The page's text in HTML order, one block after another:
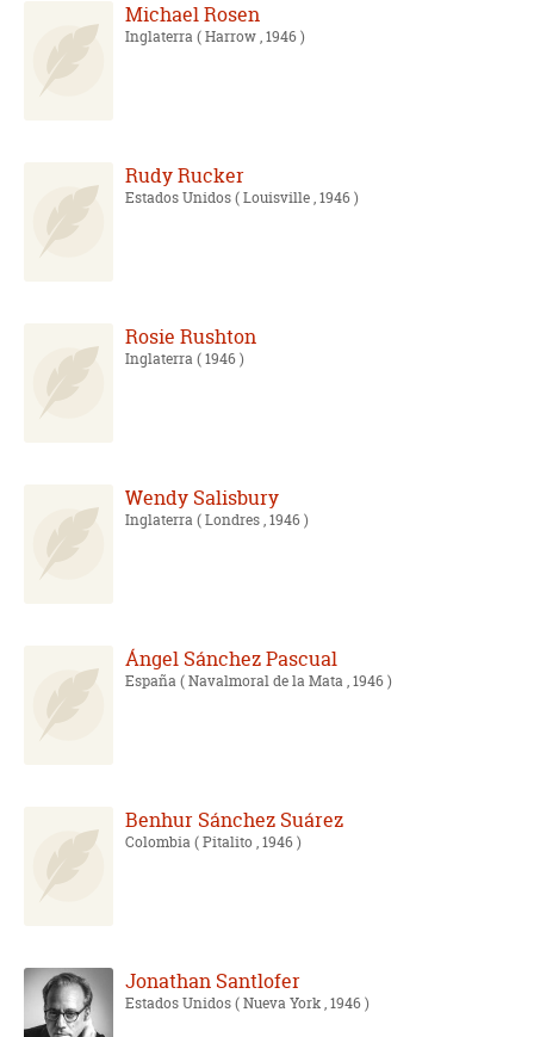
Michael Rosen
Inglaterra( Harrow , 1946 )
Rudy Rucker
Estados Unidos( Louisville , 1946 )
Rosie Rushton
Inglaterra( 1946 )
Wendy Salisbury
Inglaterra( Londres , 1946 )
Ángel Sánchez Pascual
España( Navalmoral de la Mata , 1946 )
Benhur Sánchez Suárez
Colombia( Pitalito , 1946 )
Jonathan Santlofer
Estados Unidos( Nueva York , 1946 )